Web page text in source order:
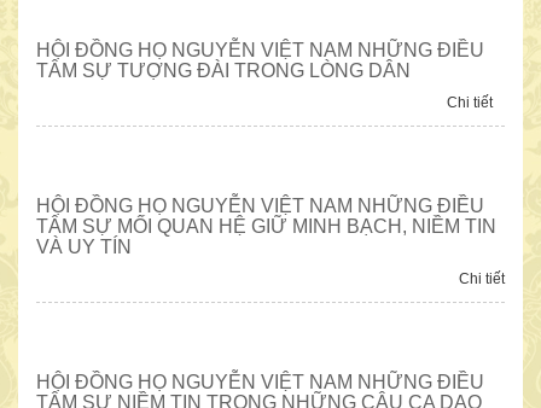
NỮ DOANH NHÂN NGUYỄN THỊ THANH TÂM
HỘI ĐỒNG HỌ NGUYỄN VIỆT NAM NHỮNG ĐIỀU
TÂM SỰ TƯỢNG ĐÀI TRONG LÒNG DÂN
Chi tiết
HỘI ĐỒNG HỌ NGUYỄN VIỆT NAM NHỮNG ĐIỀU
TÂM SỰ MỐI QUAN HỆ GIỮ MINH BẠCH, NIỀM TIN
VÀ UY TÍN
Chi tiết
HỘI ĐỒNG HỌ NGUYỄN VIỆT NAM NHỮNG ĐIỀU
TÂM SỰ NIỀM TIN TRONG NHỮNG CÂU CA DAO